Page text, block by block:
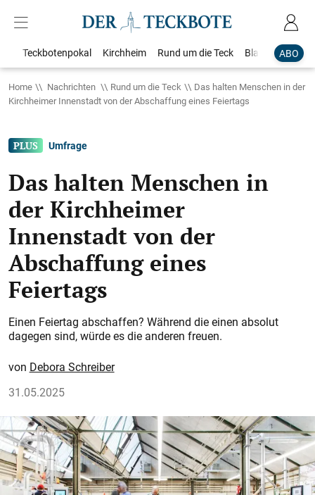
ABO
Teckbotenpokal Kirchheim Rund um die Teck Blaulicht
Home Nachrichten Rund um die Teck
Das halten Menschen in der
Kirchheimer Innenstadt von der Abschaffung eines Feiertags
Umfrage
Das halten Menschen in
der Kirchheimer
Innenstadt von der
Abschaffung eines
Feiertags
Einen Feiertag abschaffen? Während die einen absolut
dagegen sind, würde es die anderen freuen.
Debora Schreiber
31.05.2025